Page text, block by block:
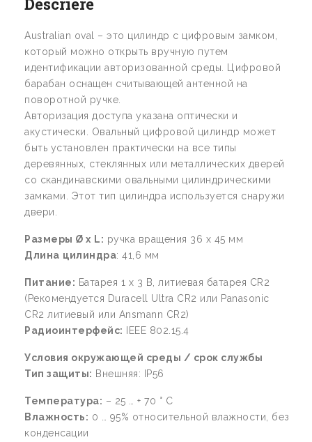
Australian oval – это цилиндр с цифровым замком,
который можно открыть вручную путем
идентификации авторизованной среды. Цифровой
барабан оснащен считывающей антенной на
поворотной ручке.
Авторизация доступа указана оптически и
акустически. Овальный цифровой цилиндр может
быть установлен практически на все типы
деревянных, стеклянных или металлических дверей
со скандинавскими овальными цилиндрическими
замками. Этот тип цилиндра используется снаружи
двери.
Размеры Ø x L: ручка вращения 36 x 45 мм
Длина цилиндра: 41,6 мм
Питание: Батарея 1 х 3 В, литиевая батарея CR2
(Рекомендуется Duracell Ultra CR2 или Panasonic
CR2 литиевый или Ansmann CR2)
Радиоинтерфейс: IEEE 802.15.4
Условия окружающей среды / срок службы
Тип защиты: Внешняя: IP56
Температура: – 25 … + 70 ° С
Влажность: 0 … 95% относительной влажности, без
конденсации